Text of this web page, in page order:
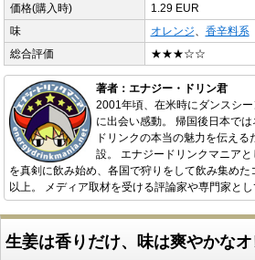
価格(購入時)
1.29 EUR
味
オレンジ、 香辛料系
総合評価
★★★☆☆
著者：エナジー・ドリン君
2001年頃、在米時にダンスシ
に出会い感動。 帰国後日本で
ドリンクの本当の魅力を伝え
設。 エナジードリンクマニア
を真剣に飲み始め、各国で狩りをして飲み集め
以上。 メディア取材を受ける評論家や専門家とし
生姜は香りだけ、味は爽やかな